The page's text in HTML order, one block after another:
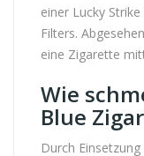
einer Lucky
Filters.
eine Zigarette
Wie
Blue
Durch